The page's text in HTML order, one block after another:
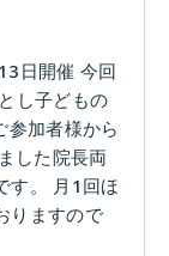
日開催 今回
し子どもの
参加者様から
した院長両
す。 月1回ほ
りますので